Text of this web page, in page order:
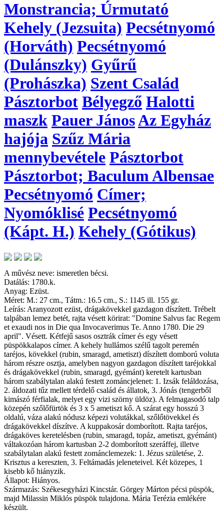
Monstrancia; Úrmutató
Kehely (Jezsuita) Pecsétnyomó
(Horváth) Pecsétnyomó
(Dulánszky) Gyűrű
(Prohászka) Szent Család
Pásztorbot Bélyegző Halotti
maszk Pauer JánosAz Egyház
hajója Szűz Mária
mennybevétele Pásztorbot
Pásztorbot; Baculum Albensae
Pecsétnyomó Címer;
Nyomóklisé Pecsétnyomó
(Kápt. H.) Kehely (Gótikus)
A művész neve: ismeretlen bécsi.
Datálás: 1780.k.
Anyag: Ezüst.
Méret: M.: 27 cm., Tátm.: 16.5 cm., S.: 1145 ill. 155 gr.
Leírás: Aranyozott ezüst, drágakövekkel gazdagon díszített. Trébelt
talpában lemez betét, rajta vésett körirat: "Domine Salvus fac Regem
et exaudi nos in Die qua Invocaverimus Te. Anno 1780. Die 29
april". Vésett. Kétfejű sasos osztrák címer és egy vésett
püspökkalapos címer. A kehely hullámos szélű tagolt peremén
taréjos, kövekkel (rubin, smaragd, ametiszt) díszített domború voluta
három részre osztja, amelyben nagyon gazdagon díszített taréjokkal
és drágakövekkel (rubin, smaragd, gyémánt) keretelt kartusban
három szabálytalan alakú festett zománcjelenet: 1. Izsák feláldozása,
2. áldozati tűz mellett térdelő család és állatok, 3. Jónás (tengerből
kimászó férfialak, melyet egy vizi szörny üldöz). A felmagasodó talp
közepén szőlőfürtök és 3 x 5 ametiszt kő. A szárat egy hosszú 3
oldalú, váza alakú nódusz képezi volutákkal, szőlőtövekkel és
drágakövekkel díszítve. A kuppakosár domborított. Rajta taréjos,
drágaköves keretelésben (rubin, smaragd, topáz, ametiszt, gyémánt)
váltakozóan három kartusban 2-2 domborított szeráffej, illetve
szabálytalan alakú festett zománclemezek: 1. Jézus születése, 2.
Krisztus a kereszten, 3. Feltámadás jeleneteivel. Két közepes, 1
kisebb kő hiányzik.
Állapot: Hiányos.
Származás: Székesegyházi Kincstár. Görgey Márton pécsi püspök,
majd Milassin Miklós püspök tulajdona. Mária Terézia emlékére
készült.